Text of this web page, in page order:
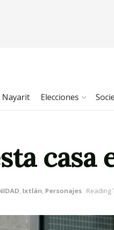
Nayarit Elecciones
casa
, Ixtlán, Personajes Reading